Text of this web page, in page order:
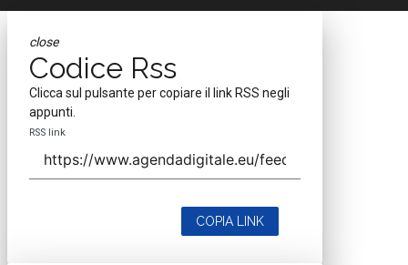
close
Codice Rss
Clicca sul pulsante per copiare il link RSS negli
appunti.
RSS link
COPIA LINK